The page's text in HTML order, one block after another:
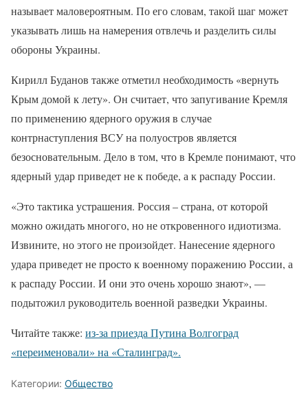
называет маловероятным. По его словам, такой шаг может
указывать лишь на намерения отвлечь и разделить силы
обороны Украины.
Кирилл Буданов также отметил необходимость «вернуть
Крым домой к лету». Он считает, что запугивание Кремля
по применению ядерного оружия в случае
контрнаступления ВСУ на полуостров является
безосновательным. Дело в том, что в Кремле понимают, что
ядерный удар приведет не к победе, а к распаду России.
«Это тактика устрашения. Россия – страна, от которой
можно ожидать многого, но не откровенного идиотизма.
Извините, но этого не произойдет. Нанесение ядерного
удара приведет не просто к военному поражению России, а
к распаду России. И они это очень хорошо знают», —
подытожил руководитель военной разведки Украины.
Читайте также: из-за приезда Путина Волгоград
«переименовали» на «Сталинград».
Категории: Общество